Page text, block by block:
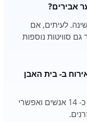
אבירים?
אבירים יש 7 חדרי שינה. לעיתים, אם
גם סוויטות נוספות
ב- בית האבן
בית האבן ביער אבירים מיועדת לארח כ- 14 אנשים ואפשרי